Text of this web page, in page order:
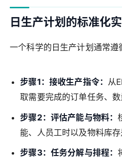
日生产计划的标准化
一个科学的日生产计划通常遵
步骤1：接收生产指令： 从
取需要完成的订单任务、数
步骤2：评估产能与物料：
能、人员工时以及物料库存
步骤3：任务分解与排程：